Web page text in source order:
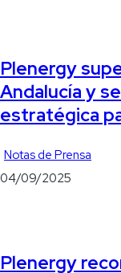
Plenergy
Andalucía y
estratégica
Notas de Prensa
04/09/2025
Plenergy